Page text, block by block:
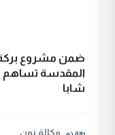
ضمن مشروع بركة
شابا
وكالة نون